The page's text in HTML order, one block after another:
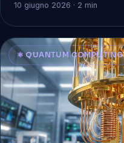
10 giugno 2026 · 2 min
⚛️ QUANTUM COMPUTING